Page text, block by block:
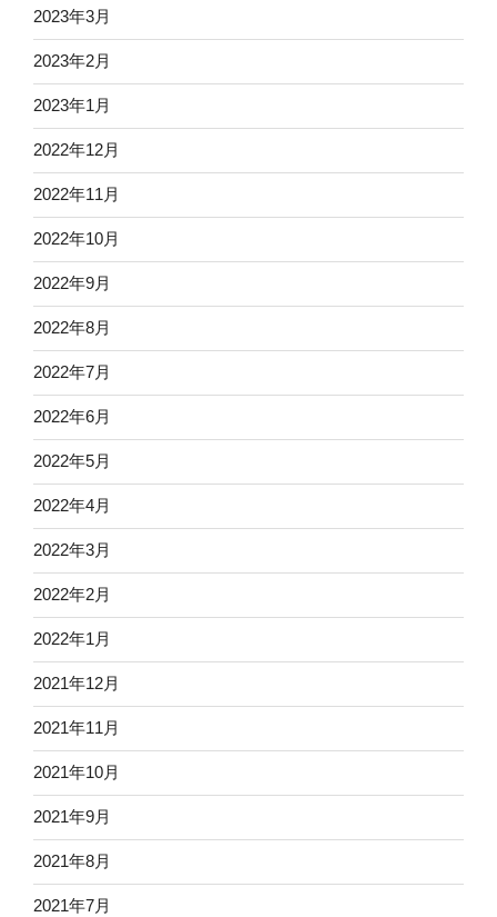
2023年3月
2023年2月
2023年1月
2022年12月
2022年11月
2022年10月
2022年9月
2022年8月
2022年7月
2022年6月
2022年5月
2022年4月
2022年3月
2022年2月
2022年1月
2021年12月
2021年11月
2021年10月
2021年9月
2021年8月
2021年7月